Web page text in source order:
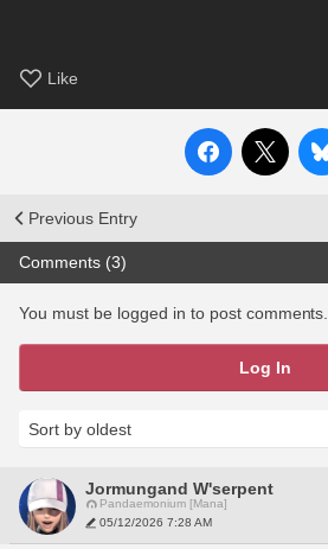
Like
Previous Entry
Comments (3)
You must be logged in to post comments.
Log In
Jormungand W'serpent
Pandaemonium [Mana]
05/12/2026 7:28 AM